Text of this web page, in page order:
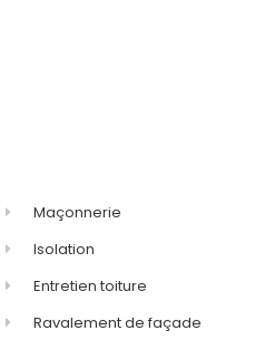
Maçonnerie
Isolation
Entretien toiture
Ravalement de façade